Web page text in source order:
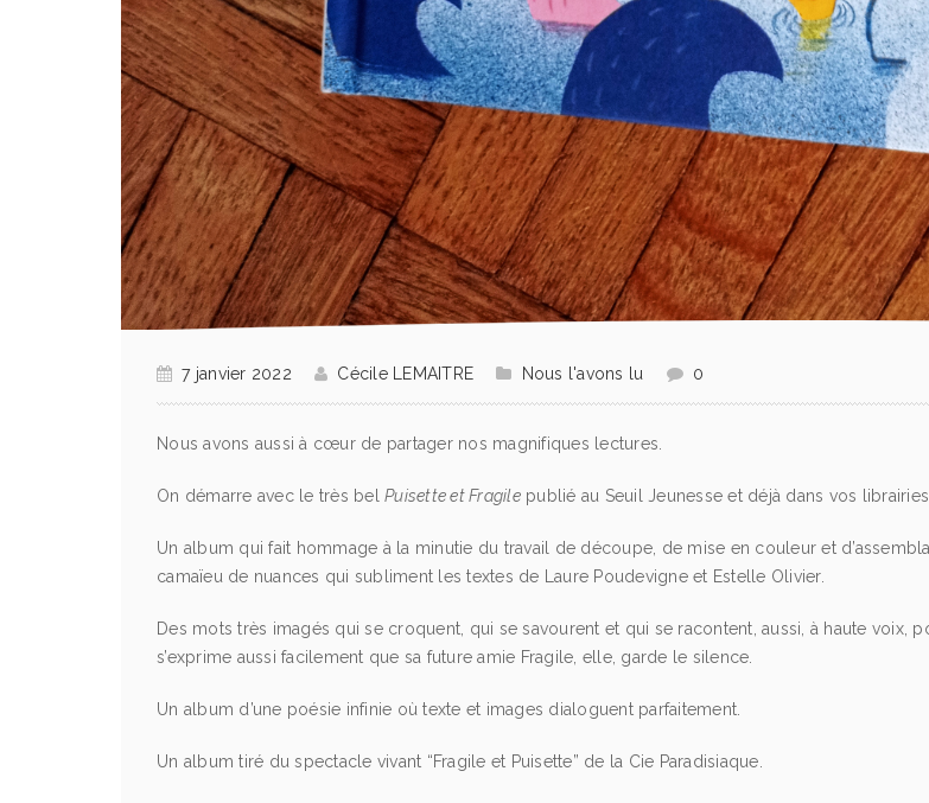
7 janvier 2022 Cécile LEMAITRE Nous l'avons lu 0
Nous avons aussi à cœur de partager nos magnifiques lectures.
On démarre avec le très bel Puisette et Fragilepublié au Seuil Jeunesse et déjà dans vos librairies.
Un album qui fait hommage à la minutie du travail de découpe, de mise en couleur et
camaïeu de nuances qui subliment les textes de Laure Poudevigne et Estelle Olivier.
Des mots très imagés qui se croquent, qui se savourent et qui se racontent, aussi, à haute voix,
s’exprime aussi facilement que sa future amie Fragile, elle, garde le silence.
Un album d’une poésie infinie où texte et images dialoguent parfaitement.
Un album tiré du spectacle vivant “Fragile et Puisette” de la Cie Paradisiaque.